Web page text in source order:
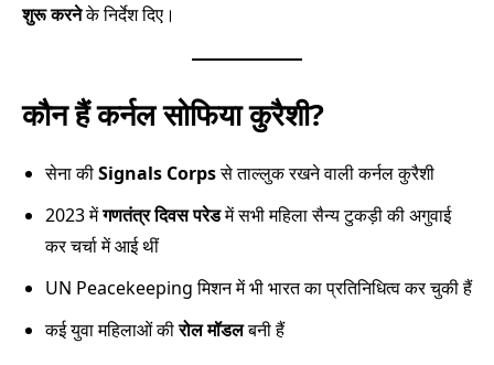
शुरू करनेके निर्देश दिए।
कौन हैं कर्नल सोफिया कुरैशी?
सेना कीSignals Corpsसे ताल्लुक रखने वाली कर्नल कुरैशी
2023 मेंगणतंत्र दिवस परेडमें सभी महिला सैन्य टुकड़ी की अगुवाई
कर चर्चा में आई थीं
UN Peacekeeping मिशन में भी भारत का प्रतिनिधित्व कर चुकी हैं
कई युवा महिलाओं कीरोल मॉडलबनी हैं